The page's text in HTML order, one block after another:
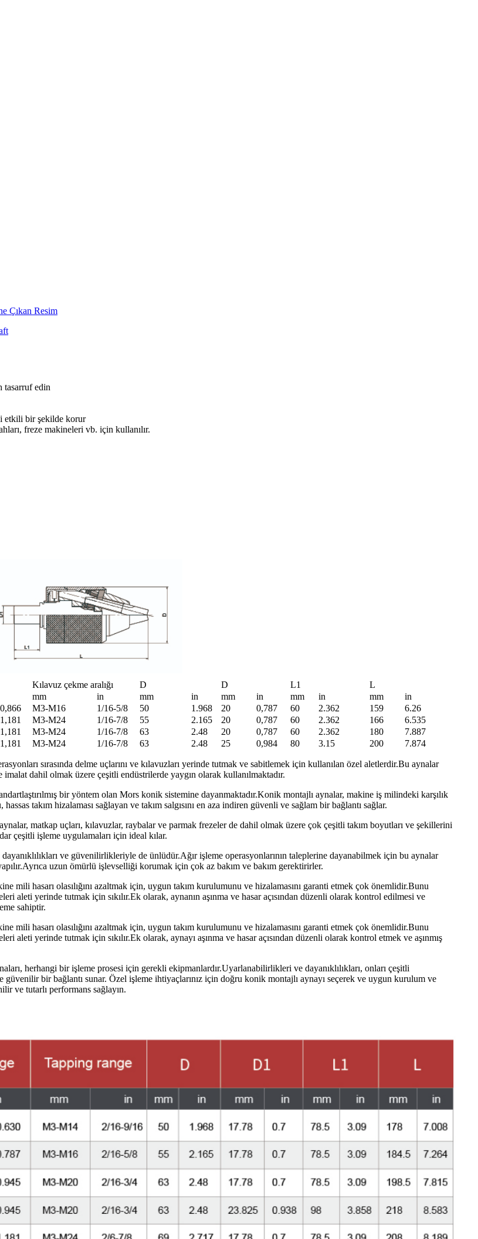
tasarruf edin
etkili bir şekilde korur
freze makineleri vb. için kullanılır.
Kılavuz çekme aralığı D D L1
L
mm in mm in mm in mm in mm
in
M3-M16 1/16-5/8 50 1.968 20 0,787 60 2.362 159
6.26
M3-M24 1/16-7/8 55 2.165 20 0,787 60 2.362 166
6.535
M3-M24 1/16-7/8 63 2.48 20 0,787 60 2.362 180
7.887
M3-M24 1/16-7/8 63 2.48 25 0,984 80 3.15 200 7.874
sırasında delme uçlarını ve kılavuzları yerinde tutmak ve sabitlemek için kullanılan özel aletlerdir.Bu aynalar
dahil olmak üzere çeşitli endüstrilerde yaygın olarak kullanılmaktadır.
bir yöntem olan Mors konik sistemine dayanmaktadır.Konik montajlı aynalar, makine iş milindeki karşılık
takım hizalaması sağlayan ve takım salgısını en aza indiren güvenli ve sağlam bir bağlantı sağlar.
matkap uçları, kılavuzlar, raybalar ve parmak frezeler de dahil olmak üzere çok çeşitli takım boyutları ve şekillerini
çeşitli işleme uygulamaları için ideal kılar.
ve güvenilirlikleriyle de ünlüdür.Ağır işleme operasyonlarının taleplerine dayanabilmek için bu aynalar
uzun ömürlü işlevselliği korumak için çok az bakım ve bakım gerektirirler.
mili hasarı olasılığını azaltmak için, uygun takım kurulumunu ve hizalamasını garanti etmek çok önemlidir.Bunu
aleti yerinde tutmak için sıkılır.Ek olarak, aynanın aşınma ve hasar açısından düzenli olarak kontrol edilmesi ve
sahiptir.
mili hasarı olasılığını azaltmak için, uygun takım kurulumunu ve hizalamasını garanti etmek çok önemlidir.Bunu
yerinde tutmak için sıkılır.Ek olarak, aynayı aşınma ve hasar açısından düzenli olarak kontrol etmek ve aşınmış
herhangi bir işleme prosesi için gerekli ekipmanlardır.Uyarlanabilirlikleri ve dayanıklılıkları, onları çeşitli
bir bağlantı sunar. Özel işleme ihtiyaçlarınız için doğru konik montajlı aynayı seçerek ve uygun kurulum ve
ve tutarlı performans sağlayın.